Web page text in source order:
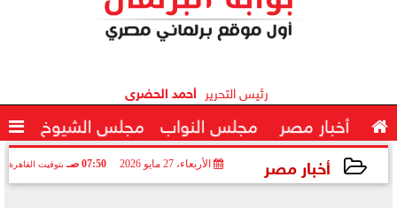
رئيس التحرير أحمد الحضرى
 أخبار مصر مجلس النواب مجلس الشيوخ 
أخبار مصر الأربعاء، 27 مايو 2026 07:50 صـ بتوقيت القاهرة